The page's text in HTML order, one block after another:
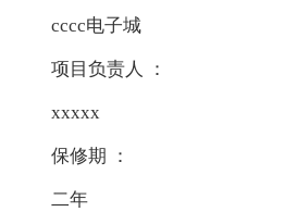
cccc电子城
项目负责人 ：
xxxxx
保修期 ：
二年